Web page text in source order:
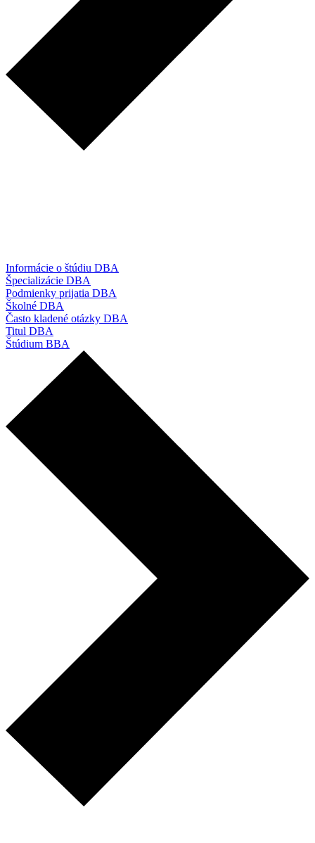
Informácie o štúdiu DBA
Špecializácie DBA
Podmienky prijatia DBA
Školné DBA
Často kladené otázky DBA
Titul DBA
Štúdium BBA